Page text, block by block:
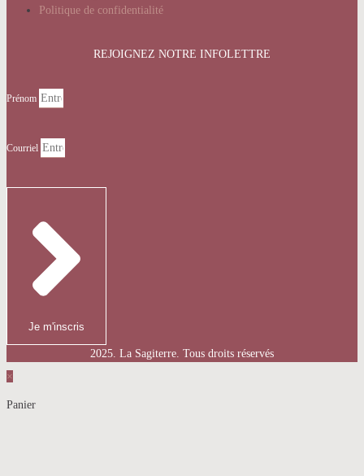
Politique de confidentialité
REJOIGNEZ NOTRE INFOLETTRE
Prénom
Courriel
Je m'inscris
2025. La Sagiterre. Tous droits réservés
×
Panier